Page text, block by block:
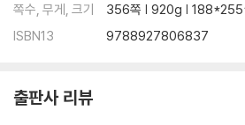
샘앤치즈그라탱
아빠손 피자
샐러드 올리오
쪽수, 무게, 크기
356쪽 | 920g |
ISBN13
9788927806837
출판사 리뷰